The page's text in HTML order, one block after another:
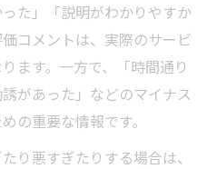
た」「説明がわかりやすか
コメントは、実際のサービ
ます。一方で、「時間通り
があった」などのマイナス
の重要な情報です。
り悪すぎたりする場合は、